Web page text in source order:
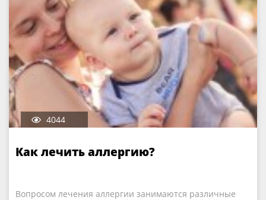
4044
Как лечить аллергию?
Вопросом лечения аллергии занимаются различные